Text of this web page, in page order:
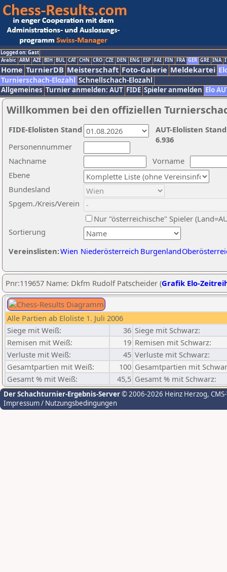
Logged on: Gast
Arabic ARM AZE BIH BUL CAT CHN CRO CZE DEN ENG ESP FAI FIN FRA GER GRE INA
Home TurnierDB Meisterschaft Foto-Galerie Meldekartei
Turnierschach-Elozahl Schnellschach-Elozahl
Allgemeines Turnier anmelden: AUT FIDE Spieler anmelden Elo
Willkommen bei den offiziellen
Nachname
Vorname
Ebene
Sortierung
Personennummer
Bundesland
Spgem./Kreis/Verein
Nur "österreichische" Spieler
Vereinslisten:Wien Niederösterreich Burgenland
AUT-Elolisten
6.936
FIDE-Elolisten Stand
Pnr:119657 Name: Dkfm Rudolf Patscheider (Grafik Elo-
Alle Partien ab Eloliste 1. Juli 2006
Siege mit Weiß:
36 Siege mit Schwarz:
Remisen mit Weiß:
19 Remisen mit Schwarz:
Verluste mit Weiß:
45 Verluste mit Schwarz:
Gesamtpartien mit Weiß:
100 Gesamtpartien mit
Gesamt % mit Weiß:
45,5 Gesamt % mit Schwarz:
Der Schachturnier-Ergebnis-Server© 2006-2026 Heinz Herzog,
Impressum / Nutzungsbedingungen